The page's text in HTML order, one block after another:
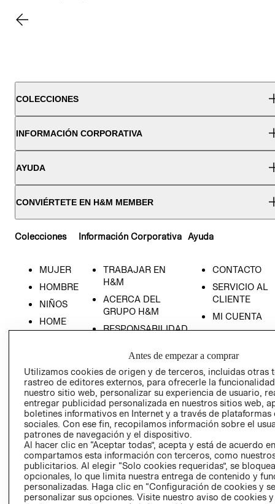
COLECCIONES
INFORMACIÓN CORPORATIVA
AYUDA
CONVIÉRTETE EN H&M MEMBER
Colecciones
MUJER
HOMBRE
NIÑOS
HOME
Información Corporativa
TRABAJAR EN
H&M
ACERCA DEL
GRUPO H&M
RESPONSABILIDAD
PRENSA
RELACIÓN CON
INVERSIONISTAS
POLÍTICA
EMPRESARIAL
Ayuda
CONTACTO
SERVICIO AL
CLIENTE
MI CUENTA
NUESTRAS
- RETIRO EN
TIENDA
TÉRMINOS Y
CONDICIONES
PRIVACIDAD
GIFT CARD
AVISO DE
COOKIES
Antes de empezar a comprar
Utilizamos cookies de origen y de terceros, incluidas otras
rastreo de editores externos, para ofrecerle la
nuestro sitio web, personalizar su experiencia de usuario,
entregar publicidad personalizada en nuestros sitios web,
boletines informativos en Internet y a través de plataformas
sociales. Con ese fin, recopilamos información sobre el
patrones de navegación y el dispositivo.
Al hacer clic en “Aceptar todas”, acepta y está de acuerdo
compartamos esta información con terceros, como
publicitarios. Al elegir “Solo cookies requeridas”, se
opcionales, lo que limita nuestra entrega de contenido y
personalizadas. Haga clic en “Configuración de cookies y
personalizar sus opciones. Visite nuestro aviso de cookies